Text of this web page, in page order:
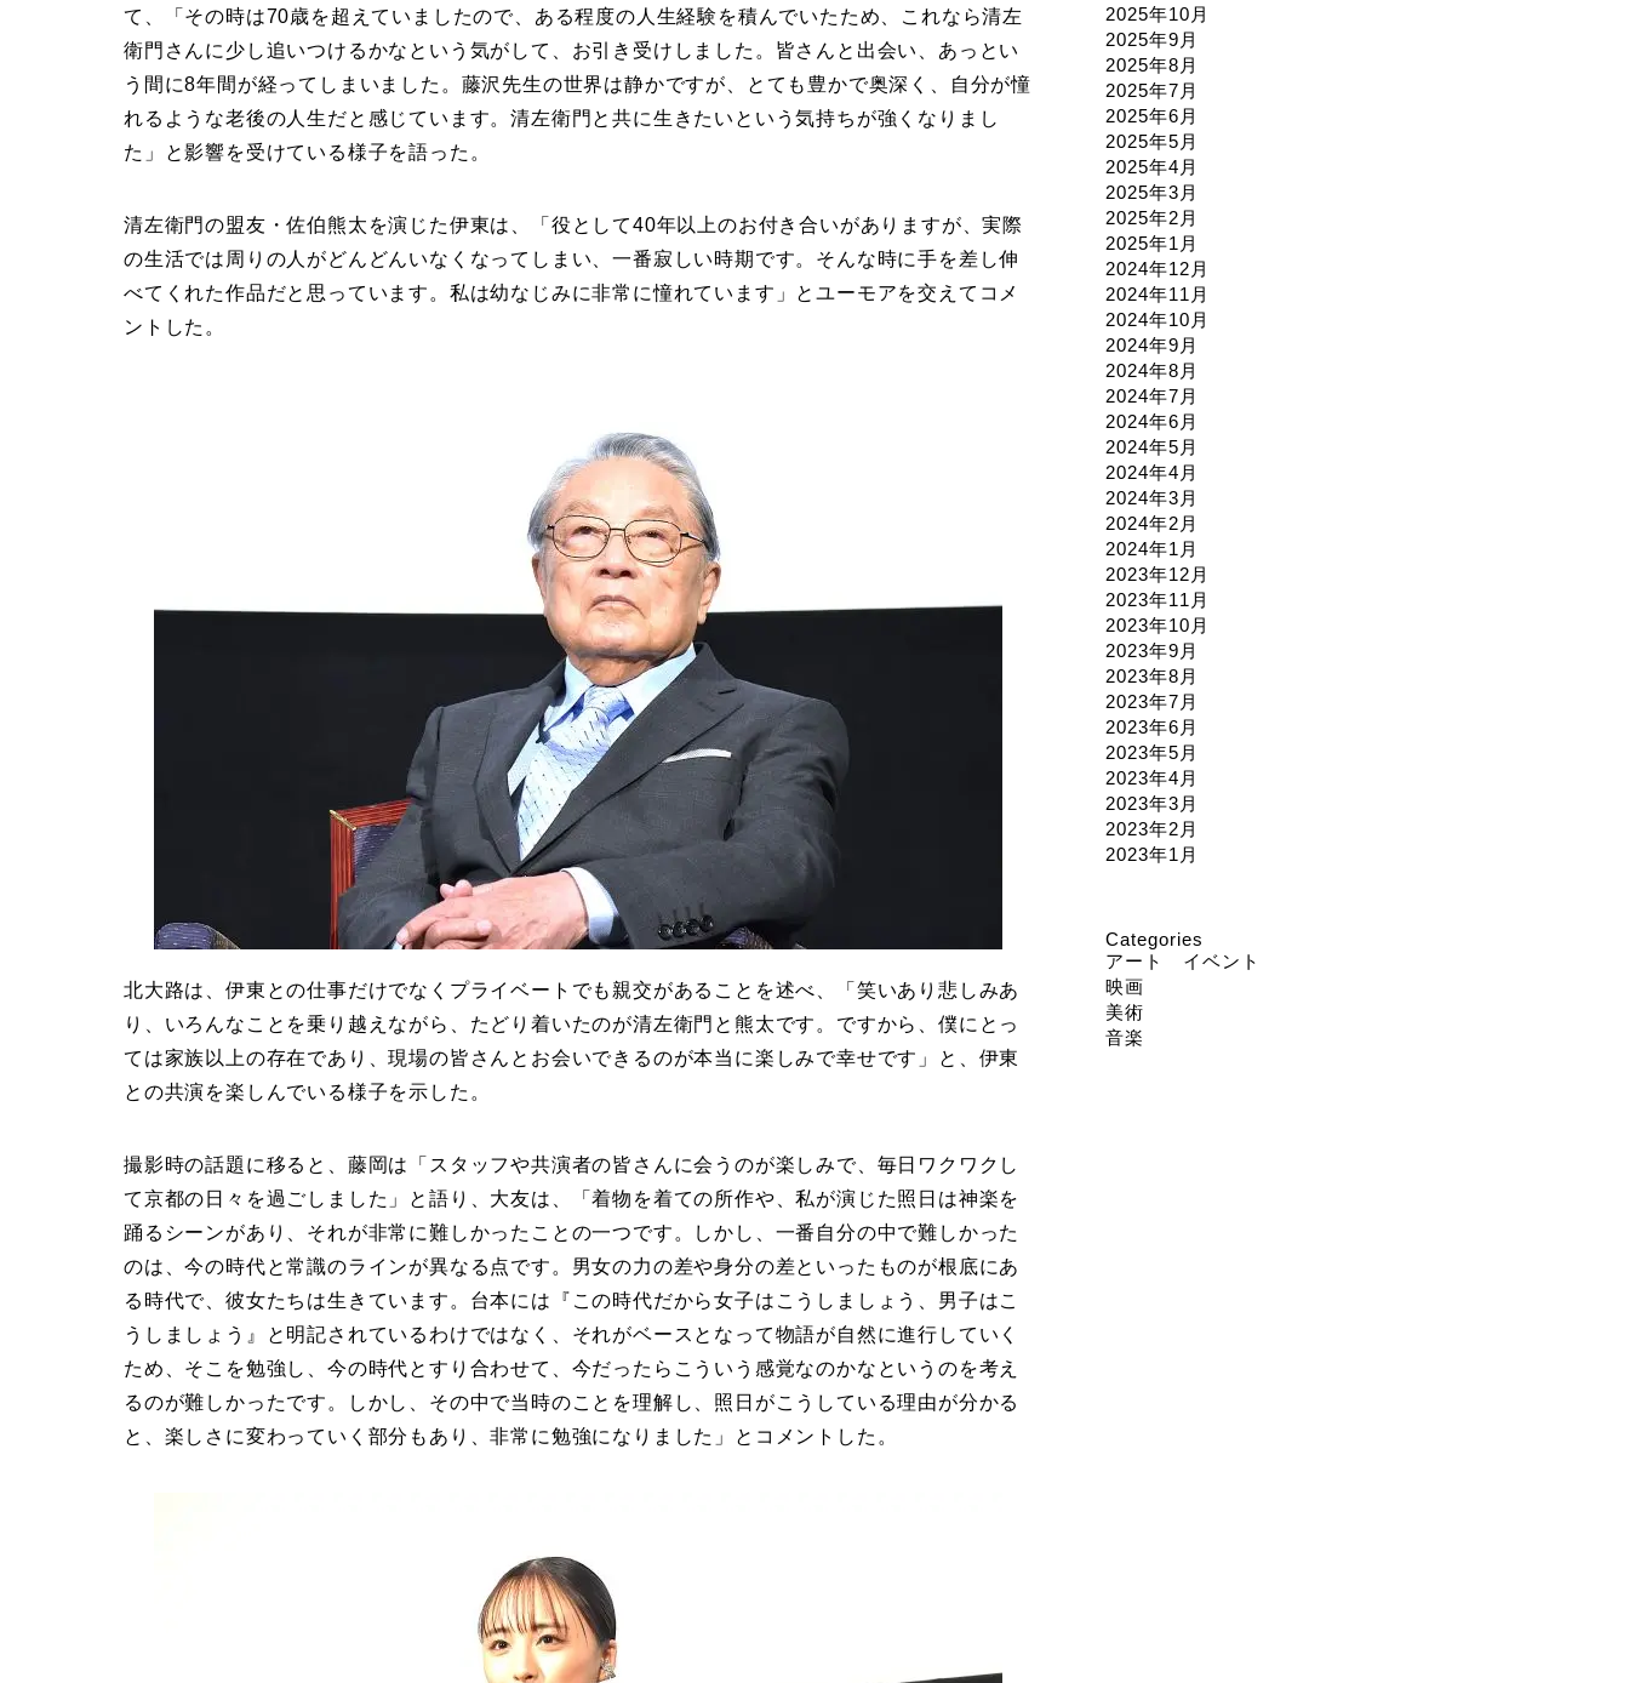
て、「その時は70歳を超えていましたので、ある程度の人生経験を積んでいたため、これなら清左
衛門さんに少し追いつけるかなという気がして、お引き受けしました。皆さんと出会い、あっとい
う間に8年間が経ってしまいました。藤沢先生の世界は静かですが、とても豊かで奥深く、自分が憧
れるような老後の人生だと感じています。清左衛門と共に生きたいという気持ちが強くなりまし
た」と影響を受けている様子を語った。
清左衛門の盟友・佐伯熊太を演じた伊東は、「役として40年以上のお付き合いがありますが、実際
の生活では周りの人がどんどんいなくなってしまい、一番寂しい時期です。そんな時に手を差し伸
べてくれた作品だと思っています。私は幼なじみに非常に憧れています」とユーモアを交えてコメ
ントした。
北大路は、伊東との仕事だけでなくプライベートでも親交があることを述べ、「笑いあり悲しみあ
り、いろんなことを乗り越えながら、たどり着いたのが清左衛門と熊太です。ですから、僕にとっ
ては家族以上の存在であり、現場の皆さんとお会いできるのが本当に楽しみで幸せです」と、伊東
との共演を楽しんでいる様子を示した。
撮影時の話題に移ると、藤岡は「スタッフや共演者の皆さんに会うのが楽しみで、毎日ワクワクし
て京都の日々を過ごしました」と語り、大友は、「着物を着ての所作や、私が演じた照日は神楽を
踊るシーンがあり、それが非常に難しかったことの一つです。しかし、一番自分の中で難しかった
のは、今の時代と常識のラインが異なる点です。男女の力の差や身分の差といったものが根底にあ
る時代で、彼女たちは生きています。台本には『この時代だから女子はこうしましょう、男子はこ
うしましょう』と明記されているわけではなく、それがベースとなって物語が自然に進行していく
ため、そこを勉強し、今の時代とすり合わせて、今だったらこういう感覚なのかなというのを考え
るのが難しかったです。しかし、その中で当時のことを理解し、照日がこうしている理由が分かる
と、楽しさに変わっていく部分もあり、非常に勉強になりました」とコメントした。
2025年10月
2025年9月
2025年8月
2025年7月
2025年6月
2025年5月
2025年4月
2025年3月
2025年2月
2025年1月
2024年12月
2024年11月
2024年10月
2024年9月
2024年8月
2024年7月
2024年6月
2024年5月
2024年4月
2024年3月
2024年2月
2024年1月
2023年12月
2023年11月
2023年10月
2023年9月
2023年8月
2023年7月
2023年6月
2023年5月
2023年4月
2023年3月
2023年2月
2023年1月
Categories
アート イベント
映画
美術
音楽